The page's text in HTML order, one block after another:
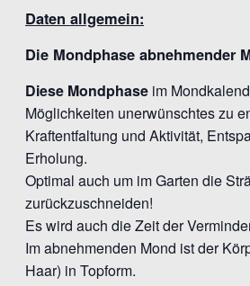
Daten allgemein:
Die Mondphase abnehmender
Diese Mondphase im
Möglichkeiten unerwünschtes zu
Kraftentfaltung und Aktivität,
Erholung.
Optimal auch um im Garten die
zurückzuschneiden!
Es wird auch die Zeit der
Im abnehmenden Mond ist der
Haar) in Topform.